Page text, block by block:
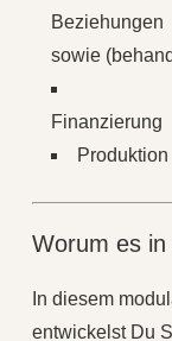
Beziehungen
sowie
Finanzierung
Produktion
Worum es
In diesem
entwickelst Du